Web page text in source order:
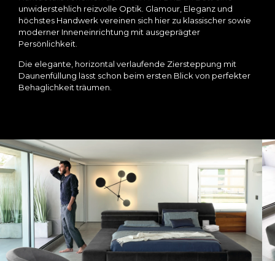
unwiderstehlich reizvolle Optik. Glamour, Eleganz und
höchstes Handwerk vereinen sich hier zu klassischer sowie
moderner Inneneinrichtung mit ausgeprägter
Persönlichkeit.
Die elegante, horizontal verlaufende Ziersteppung mit
Daunenfüllung lässt schon beim ersten Blick von perfekter
Behaglichkeit träumen.